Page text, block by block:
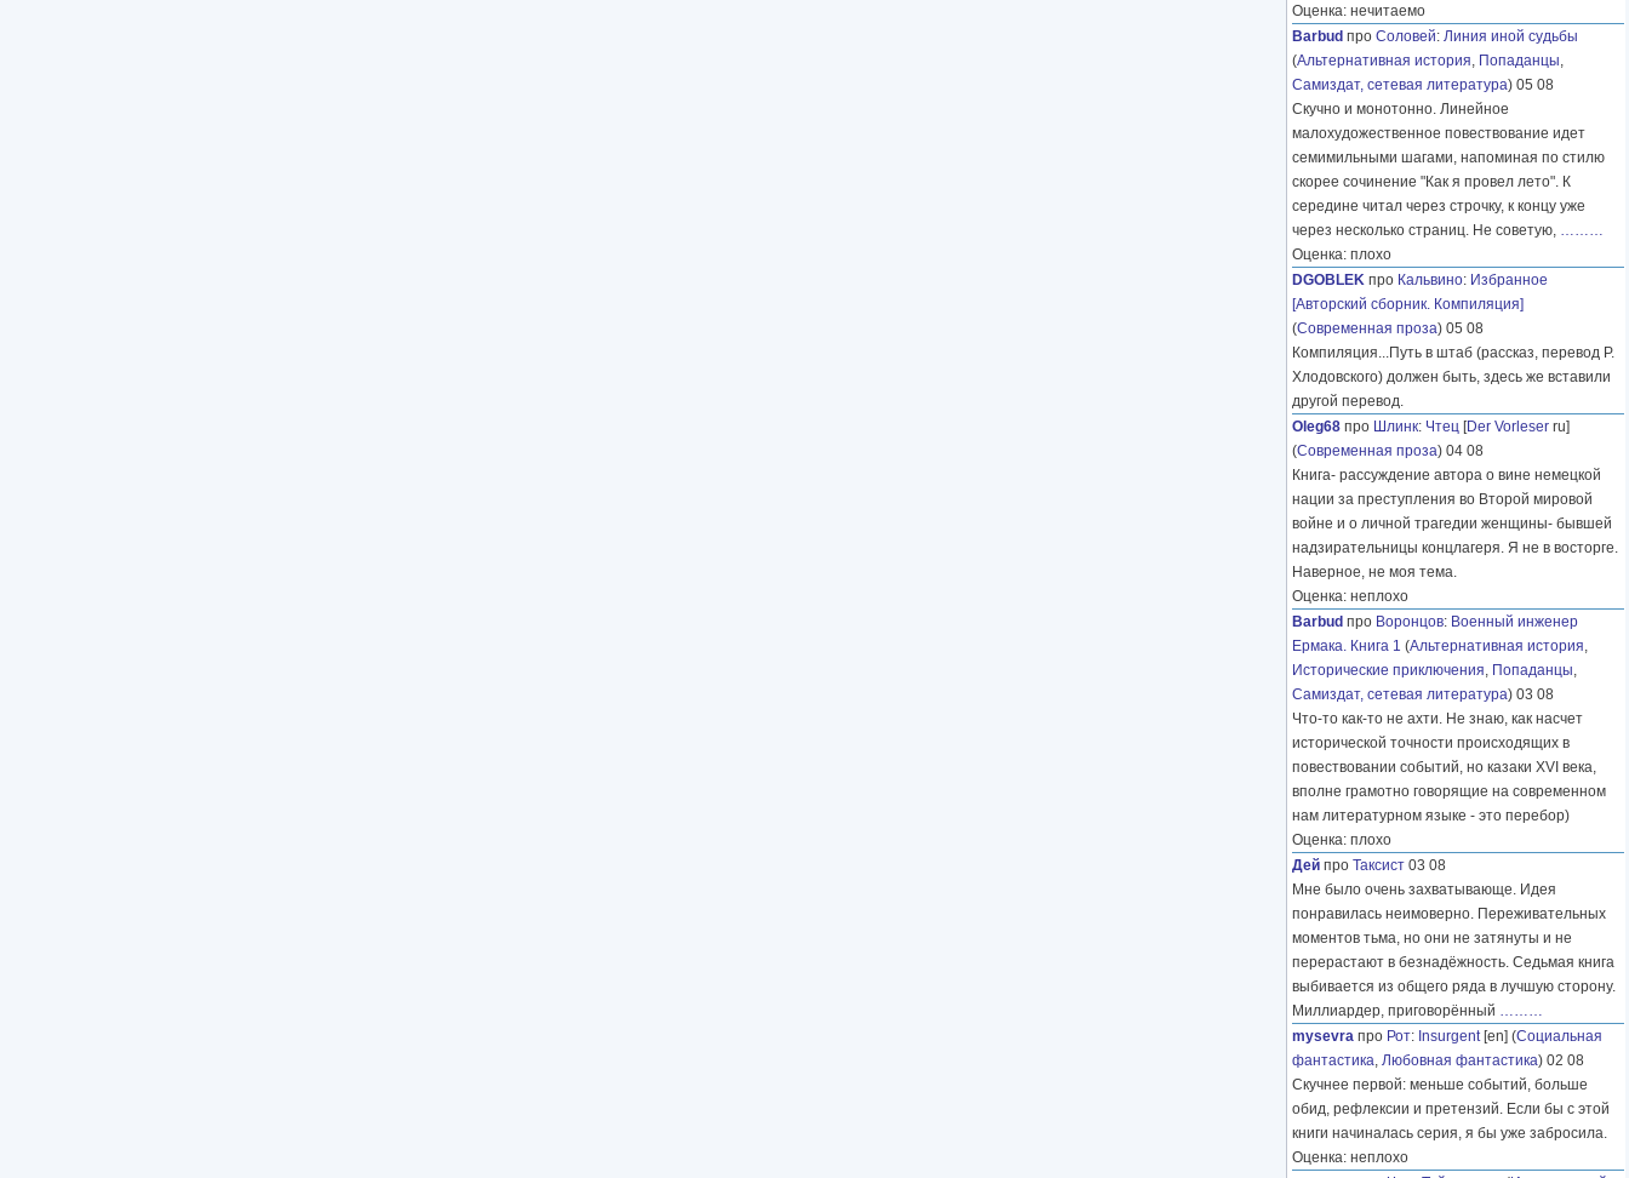
Оценка: нечитаемо
Barbud про Соловей: Линия иной судьбы
(Альтернативная история, Попаданцы,
Самиздат, сетевая литература) 05 08
Скучно и монотонно. Линейное
малохудожественное повествование идет
семимильными шагами, напоминая по стилю
скорее сочинение "Как я провел лето". К
середине читал через строчку, к концу уже
через несколько страниц. Не советую, ………
Оценка: плохо
DGOBLEK про Кальвино: Избранное
[Авторский сборник. Компиляция]
(Современная проза) 05 08
Компиляция...Путь в штаб (рассказ, перевод Р.
Хлодовского) должен быть, здесь же вставили
другой перевод.
Oleg68 про Шлинк: Чтец [Der Vorleser ru]
(Современная проза) 04 08
Книга- рассуждение автора о вине немецкой
нации за преступления во Второй мировой
войне и о личной трагедии женщины- бывшей
надзирательницы концлагеря. Я не в восторге.
Наверное, не моя тема.
Оценка: неплохо
Barbud про Воронцов: Военный инженер
Ермака. Книга 1 (Альтернативная история,
Исторические приключения, Попаданцы,
Самиздат, сетевая литература) 03 08
Что-то как-то не ахти. Не знаю, как насчет
исторической точности происходящих в
повествовании событий, но казаки XVI века,
вполне грамотно говорящие на современном
нам литературном языке - это перебор)
Оценка: плохо
Дей про Таксист 03 08
Мне было очень захватывающе. Идея
понравилась неимоверно. Переживательных
моментов тьма, но они не затянуты и не
перерастают в безнадёжность. Седьмая книга
выбивается из общего ряда в лучшую сторону.
Миллиардер, приговорённый ………
mysevra про Рот: Insurgent[en] (Социальная
фантастика, Любовная фантастика) 02 08
Скучнее первой: меньше событий, больше
обид, рефлексии и претензий. Если бы с этой
книги начиналась серия, я бы уже забросила.
Оценка: неплохо